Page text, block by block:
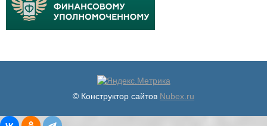
© Конструктор сайтов Nubex.ru